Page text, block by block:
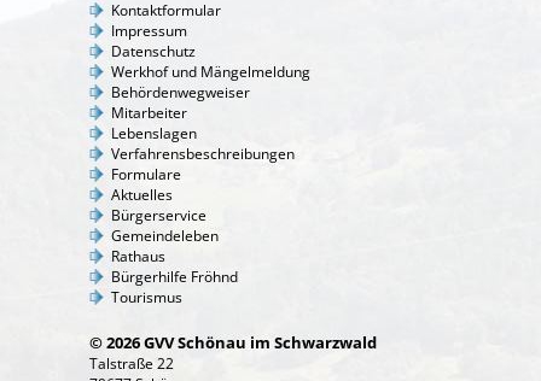
Kontaktformular
Impressum
Datenschutz
Werkhof und Mängelmeldung
Behördenwegweiser
Mitarbeiter
Lebenslagen
Verfahrensbeschreibungen
Formulare
Aktuelles
Bürgerservice
Gemeindeleben
Rathaus
Bürgerhilfe Fröhnd
Tourismus
© 2026 GVV Schönau im Schwarzwald
Talstraße 22